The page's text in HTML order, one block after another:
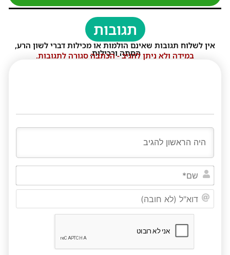
תגובות
אין לשלוח תגובות שאינם הולמות או מכילות דברי לשון הרע,
הסתה ורכילות.
במידה ולא ניתן להגיב - הכתבה סגורה לתגובות.